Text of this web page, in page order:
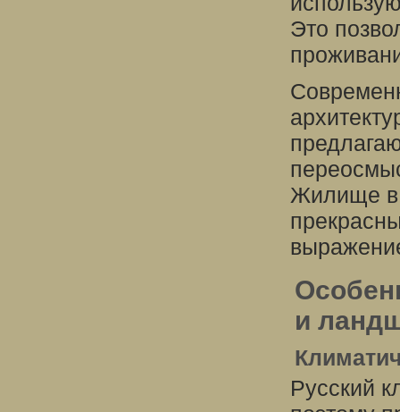
Это
Жилище в
и
Русский